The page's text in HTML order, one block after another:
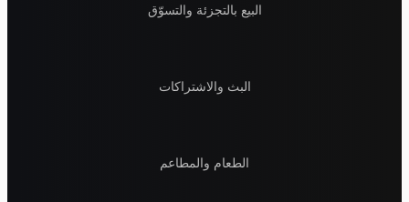
البيع بالتجزئة والتسوّق
البث والاشتراكات
الطعام والمطاعم